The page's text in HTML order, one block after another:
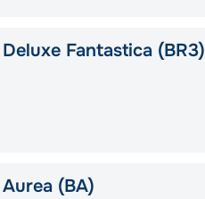
Fantastica (BR3)
(BA)